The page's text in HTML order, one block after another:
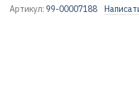
Артикул: 99-00007188